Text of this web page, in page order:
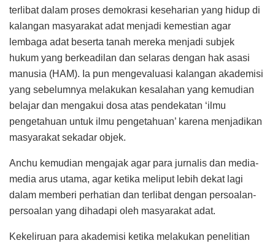
terlibat dalam proses demokrasi keseharian yang hidup di
kalangan masyarakat adat menjadi kemestian agar
lembaga adat beserta tanah mereka menjadi subjek
hukum yang berkeadilan dan selaras dengan hak asasi
manusia (HAM). Ia pun mengevaluasi kalangan akademisi
yang sebelumnya melakukan kesalahan yang kemudian
belajar dan mengakui dosa atas pendekatan ‘ilmu
pengetahuan untuk ilmu pengetahuan’ karena menjadikan
masyarakat sekadar objek.
Anchu kemudian mengajak agar para jurnalis dan media-
media arus utama, agar ketika meliput lebih dekat lagi
dalam memberi perhatian dan terlibat dengan persoalan-
persoalan yang dihadapi oleh masyarakat adat.
Kekeliruan para akademisi ketika melakukan penelitian